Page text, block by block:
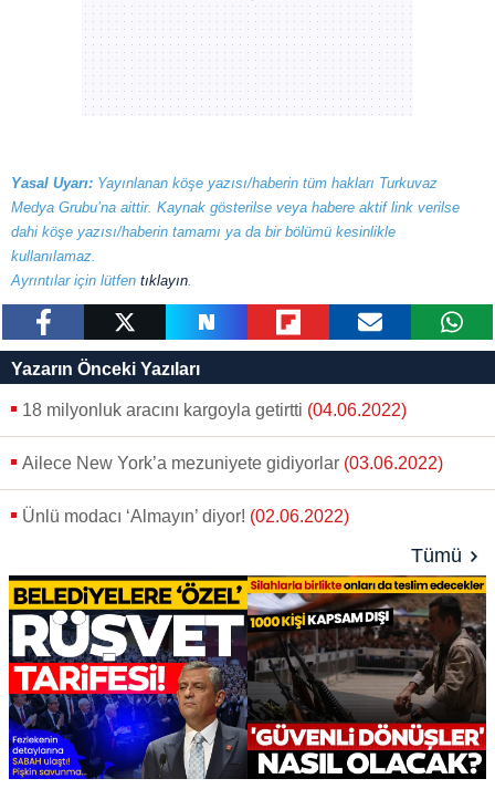
Yasal Uyarı: Yayınlanan köşe yazısı/haberin tüm hakları Turkuvaz
Medya Grubu’na aittir. Kaynak gösterilse veya habere aktif link verilse
dahi köşe yazısı/haberin tamamı ya da bir bölümü kesinlikle
kullanılamaz.
Ayrıntılar için lütfen tıklayın
Yazarın Önceki Yazıları
18 milyonluk aracını kargoyla getirtti (04.06.2022)
Ailece New York’a mezuniyete gidiyorlar (03.06.2022)
Ünlü modacı ‘Almayın’ diyor! (02.06.2022)
Tümü